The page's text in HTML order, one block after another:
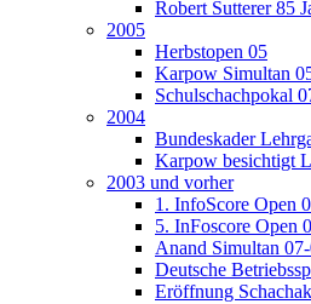
Robert Sutterer 85
2005
Herbstopen 05
Karpow Simultan
Schulschachpokal
2004
Bundeskader
Karpow besichtigt
2003 und vorher
1. InfoScore Open
5. InFoscore Open
Anand Simultan
Deutsche
Eröffnung